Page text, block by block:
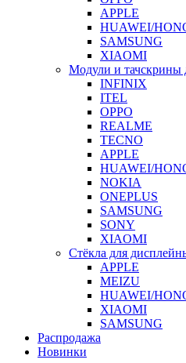
APPLE
HUAWEI/
SAMSUNG
XIAOMI
Модули и тачскрины
INFINIX
ITEL
OPPO
REALME
TECNO
APPLE
HUAWEI/
NOKIA
ONEPLUS
SAMSUNG
SONY
XIAOMI
Стёкла для
APPLE
MEIZU
HUAWEI/
XIAOMI
SAMSUNG
Распродажа
Новинки